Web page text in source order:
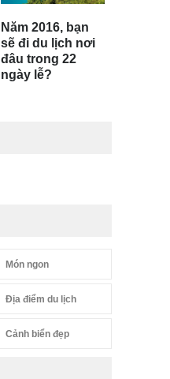
Năm 2016, bạn
sẽ đi du lịch nơi
đâu trong 22
ngày lễ?
Món ngon
Địa điểm du lịch
Cảnh biển đẹp